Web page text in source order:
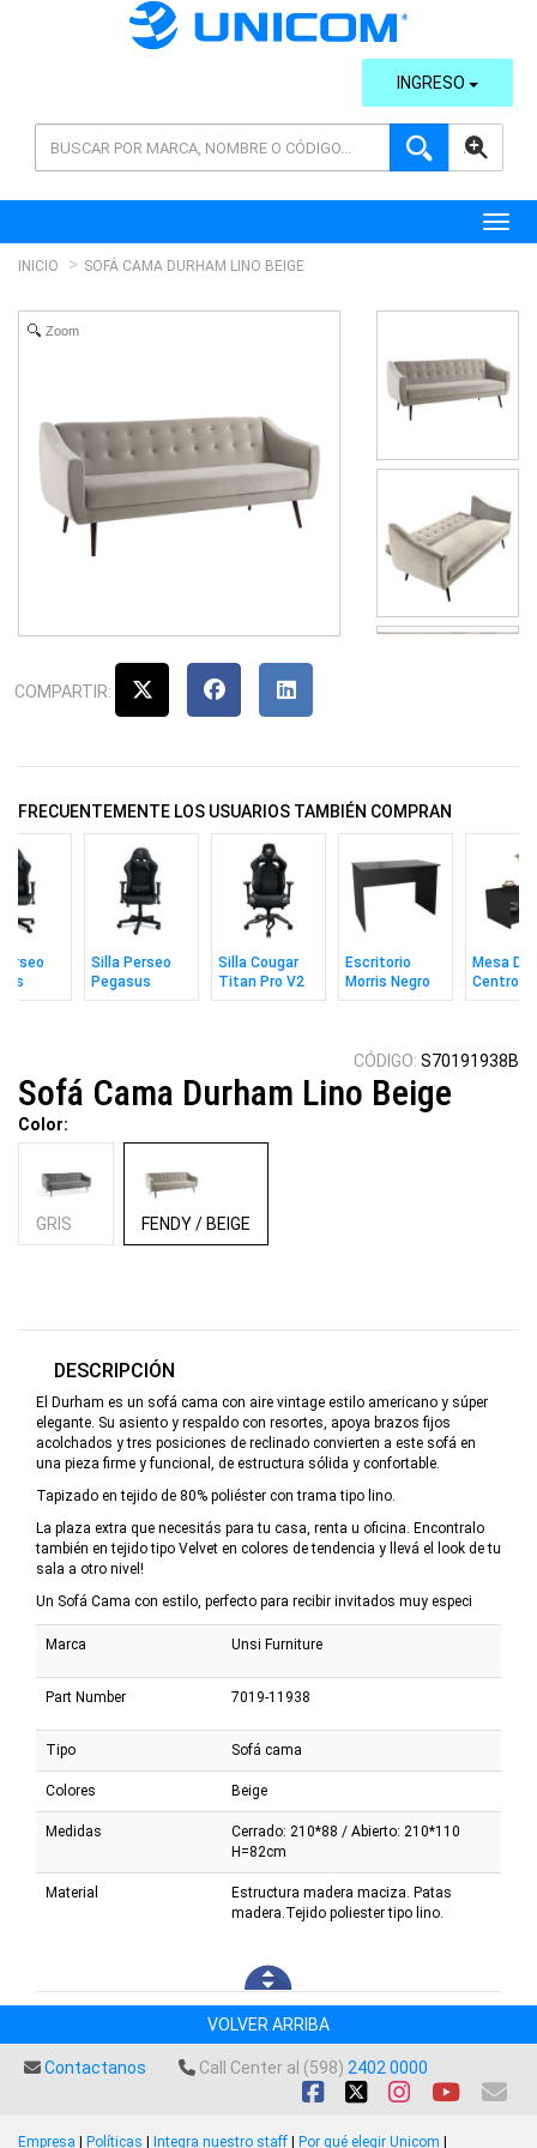
AVANZADA
INGRESO
INICIO SOFÁ CAMA DURHAM LINO BEIGE
Zoom
COMPARTIR:
FRECUENTEMENTE LOS USUARIOS TAMBIÉN COMPRAN
/ Dorado
Silla Perseo
Pegasus
Negro /
Silla Cougar
Titan Pro V2
Escritorio
Morris Negro
Mesa De
Centro
Negro
CÓDIGO: S70191938B
Sofá Cama Durham Lino Beige
Color:
GRIS FENDY / BEIGE
DESCRIPCIÓN
El Durham es un sofá cama con aire vintage estilo americano y súper
elegante. Su asiento y respaldo con resortes, apoya brazos fijos
acolchados y tres posiciones de reclinado convierten a este sofá en
una pieza firme y funcional, de estructura sólida y confortable.
Tapizado en tejido de 80% poliéster con trama tipo lino.
La plaza extra que necesitás para tu casa, renta u oficina. Encontralo
también en tejido tipo Velvet en colores de tendencia y llevá el look de tu
sala a otro nivel!
Un Sofá Cama con estilo, perfecto para recibir invitados muy especi
Marca Unsi Furniture
Part Number 7019-11938
Tipo Sofá cama
Colores Beige
Medidas
Cerrado: 210*88 / Abierto: 210*110
H=82cm
Material
Estructura madera maciza. Patas
madera.Tejido poliester tipo lino.
VOLVER ARRIBA
Contactanos Call Center al (598) 2402 0000
Empresa | Políticas | Integra nuestro staff | Por qué elegir Unicom |